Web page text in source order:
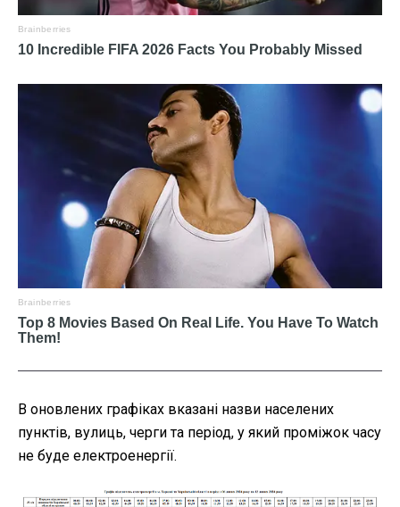
В оновлених графіках вказані назви населених
пунктів, вулиць, черги та період, у який проміжок часу
не буде електроенергії.